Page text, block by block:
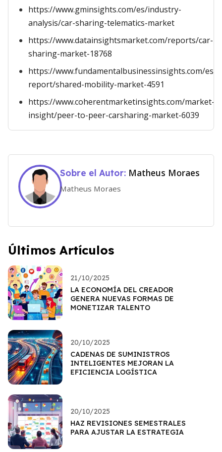
https://www.gminsights.com/es/industry-
analysis/car-sharing-telematics-market
https://www.datainsightsmarket.com/reports/car-
sharing-market-18768
https://www.fundamentalbusinessinsights.com/es/
report/shared-mobility-market-4591
https://www.coherentmarketinsights.com/market-
insight/peer-to-peer-carsharing-market-6039
Sobre el Autor: Matheus Moraes
Matheus Moraes
Últimos Artículos
21/10/2025
LA ECONOMÍA DEL CREADOR
GENERA NUEVAS FORMAS DE
MONETIZAR TALENTO
20/10/2025
CADENAS DE SUMINISTROS
INTELIGENTES MEJORAN LA
EFICIENCIA LOGÍSTICA
20/10/2025
HAZ REVISIONES SEMESTRALES
PARA AJUSTAR LA ESTRATEGIA